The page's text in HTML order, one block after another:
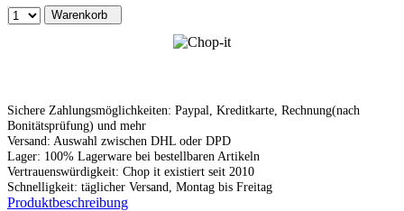
Warenkorb
Sichere Zahlungsmöglichkeiten: Paypal, Kreditkarte, Rechnung(nach
Bonitätsprüfung) und mehr
Versand: Auswahl zwischen DHL oder DPD
Lager: 100% Lagerware bei bestellbaren Artikeln
Vertrauenswürdigkeit: Chop it existiert seit 2010
Schnelligkeit: täglicher Versand, Montag bis Freitag
Produktbeschreibung